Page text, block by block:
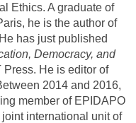
Ethics. A graduate of
he is the author of
has just published
Democracy, and
Press. He is editor of
2014 and 2016,
member of EPIDAPO
international unit of